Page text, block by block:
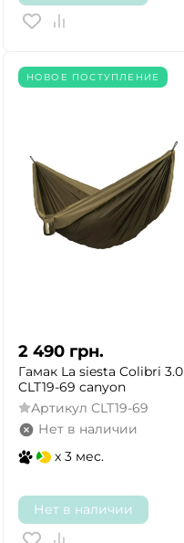
НОВОЕ ПОСТУПЛЕНИЕ
2 490 грн.
Гамак La siesta Colibri 3.0
CLT19-69 canyon
Артикул CLT19-69
Нет в наличии
x 3 мес.
Нет в наличии